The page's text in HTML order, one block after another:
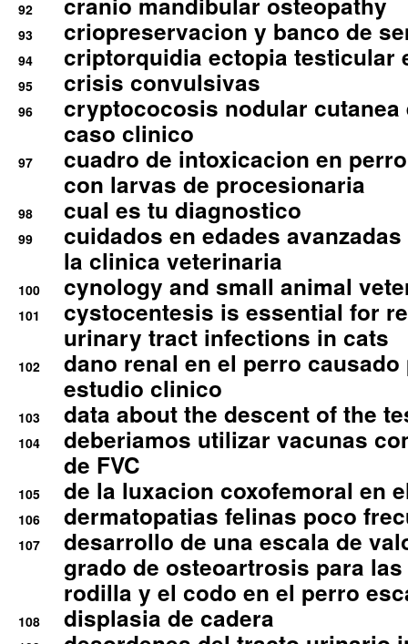
92
93 criopreservacion y banco de
94 criptorquidia ectopia testicular
95 crisis convulsivas
96
cryptococosis nodular cutanea
caso clinico
97
cuadro de intoxicacion en
con larvas de procesionaria
98 cual es tu diagnostico
99
cuidados en edades
la clinica veterinaria
100 cynology and small animal
101
cystocentesis is essential for
urinary tract infections in cats
102
dano renal en el perro
estudio clinico
103 data about the descent of the
104
deberiamos utilizar vacunas
de FVC
105 de la luxacion coxofemoral en
106 dermatopatias felinas poco
107
desarrollo de una escala de
grado de osteoartrosis para
rodilla y el codo en el perro
108 displasia de cadera